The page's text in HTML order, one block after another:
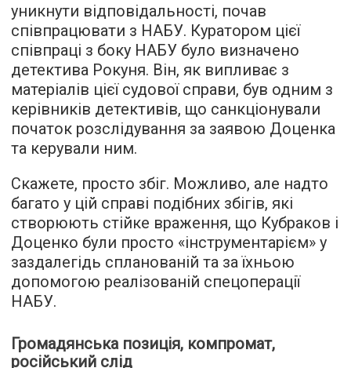
уникнути відповідальності, почав
співпрацювати з НАБУ. Куратором цієї
співпраці з боку НАБУ було визначено
детектива Рокуня. Він, як випливає з
матеріалів цієї судової справи, був одним з
керівників детективів, що санкціонували
початок розслідування за заявою Доценка
та керували ним.
Скажете, просто збіг. Можливо, але надто
багато у цій справі подібних збігів, які
створюють стійке враження, що Кубраков і
Доценко були просто «інструментарієм» у
заздалегідь спланованій та за їхньою
допомогою реалізованій спецоперації
НАБУ.
Громадянська позиція, компромат,
російський слід